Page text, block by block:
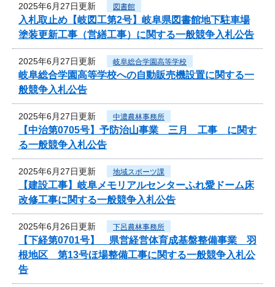
2025年6月27日更新 図書館
入札取止め【岐図工第2号】岐阜県図書館地下駐車場
塗装更新工事（営繕工事）に関する一般競争入札公告
2025年6月27日更新 岐阜総合学園高等学校
岐阜総合学園高等学校への自動販売機設置に関する一
般競争入札公告
2025年6月27日更新 中濃農林事務所
【中治第0705号】予防治山事業 三月 工事 に関す
る一般競争入札公告
2025年6月27日更新 地域スポーツ課
【建設工事】岐阜メモリアルセンターふれ愛ドーム床
改修工事に関する一般競争入札公告
2025年6月26日更新 下呂農林事務所
【下経第0701号】 県営経営体育成基盤整備事業 羽
根地区 第13号ほ場整備工事に関する一般競争入札公
告